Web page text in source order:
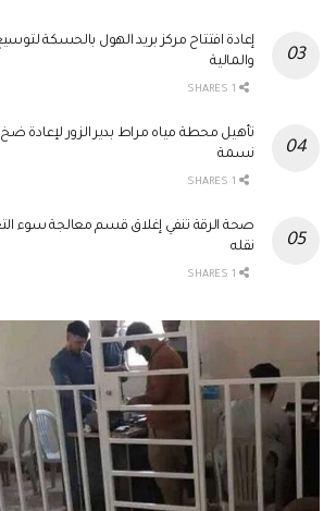
إعادة افتتاح مركز بريد الهول بالحسكة
والمالية
نسمة
صحة الرقة تنفي إغلاق قسم معالجة سوء
نقله